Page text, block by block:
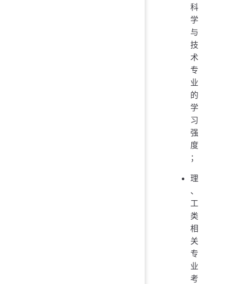
科
学
与
技
术
专
业
的
学
习
强
度
；
理
、
工
类
相
关
专
业
考